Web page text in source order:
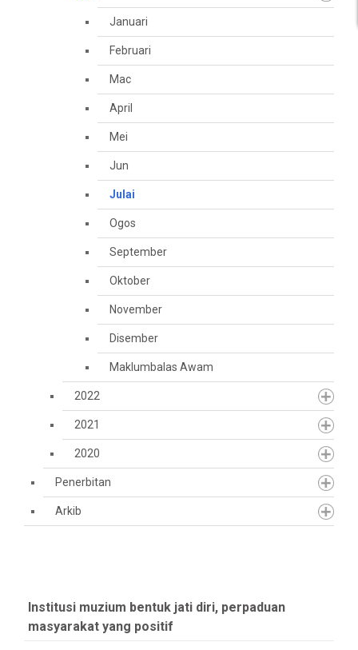
Januari
Februari
Mac
April
Mei
Jun
Julai
Ogos
September
Oktober
November
Disember
Maklumbalas Awam
2022
2021
2020
Penerbitan
Arkib
Institusi muzium bentuk jati diri, perpaduan
masyarakat yang positif